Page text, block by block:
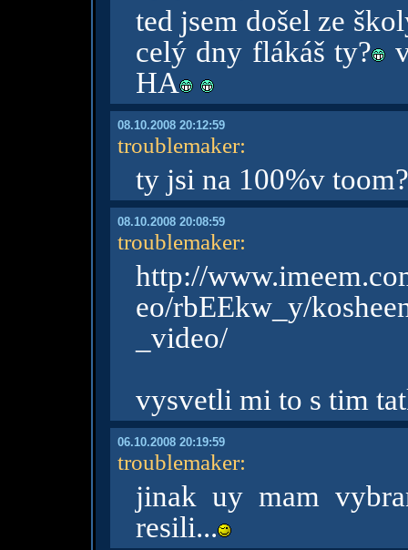
ted jsem došel ze
celý dny flákáš ty?
HA
08.10.2008 20:12:59
troublemaker:
ty jsi na 100%v
08.10.2008 20:08:59
troublemaker:
http://
eo/rbEEkw_y/
_video/
vysvetli mi to s tim
06.10.2008 20:19:59
troublemaker:
jinak uy mam
resili...